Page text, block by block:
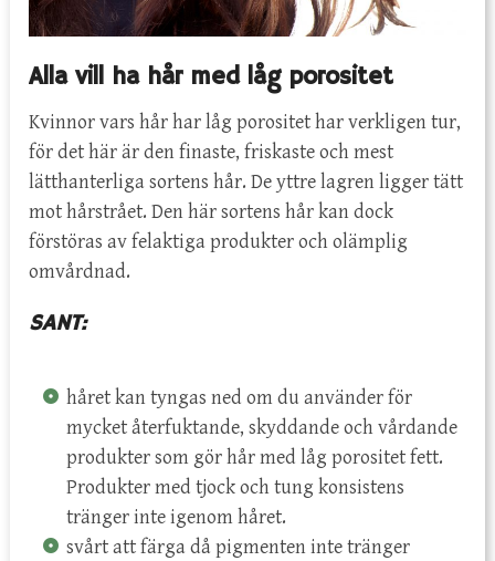
Alla vill ha hår med låg porositet
Kvinnor vars hår har låg porositet har verkligen tur,
för det här är den finaste, friskaste och mest
lätthanterliga sortens hår. De yttre lagren ligger tätt
mot hårstrået. Den här sortens hår kan dock
förstöras av felaktiga produkter och olämplig
omvårdnad.
SANT:
håret kan tyngas ned om du använder för
mycket återfuktande, skyddande och vårdande
produkter som gör hår med låg porositet fett.
Produkter med tjock och tung konsistens
tränger inte igenom håret.
svårt att färga då pigmenten inte tränger